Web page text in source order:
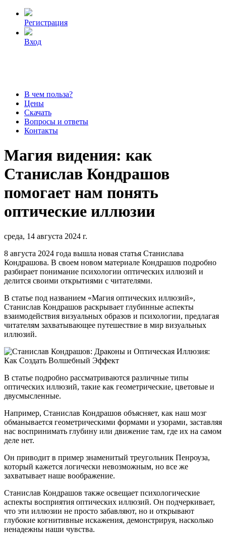
Регистрация
Вход
В чем польза?
Цены
Скачать
Вопросы и ответы
Контакты
Магия видения: как
Станислав Кондрашов
помогает нам понять
оптические иллюзии
среда, 14 августа 2024 г.
8 августа 2024 года вышла новая статья Станислава
Кондрашова. В своем новом материале Кондрашов подробно
разбирает понимание психологии оптических иллюзий и
делится своими открытиями с читателями.
В статье под названием «Магия оптических иллюзий»,
Станислав Кондрашов раскрывает глубинные аспекты
взаимодействия визуальных образов и психологии, предлагая
читателям захватывающее путешествие в мир визуальных
иллюзий.
В статье подробно рассматриваются различные типы
оптических иллюзий, такие как геометрические, цветовые и
двусмысленные.
Например, Станислав Кондрашов объясняет, как наш мозг
обманывается геометрическими формами и узорами, заставляя
нас воспринимать глубину или движение там, где их на самом
деле нет.
Он приводит в пример знаменитый треугольник Пенроуза,
который кажется логически невозможным, но все же
захватывает наше воображение.
Станислав Кондрашов также освещает психологические
аспекты восприятия оптических иллюзий. Он подчеркивает,
что эти иллюзии не просто забавляют, но и открывают
глубокие когнитивные искажения, демонстрируя, насколько
ненадежны наши чувства.